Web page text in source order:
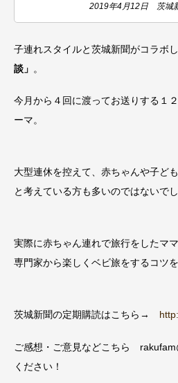
2019年4月12日 茨城
子連れスタイルと茨城新聞がコラボ
談」 。
今月から４回に渡ってお送りする１
ーマ。
大型連休を控えて、赤ちゃんや子ど
と考えている方も多いのではないで
実際に赤ちゃん連れで旅行をしたママ
専門家から楽しくベビ旅をするコツを
茨城新聞の定期購読はこちら→
ご感想・ご意見などこちら
ください！